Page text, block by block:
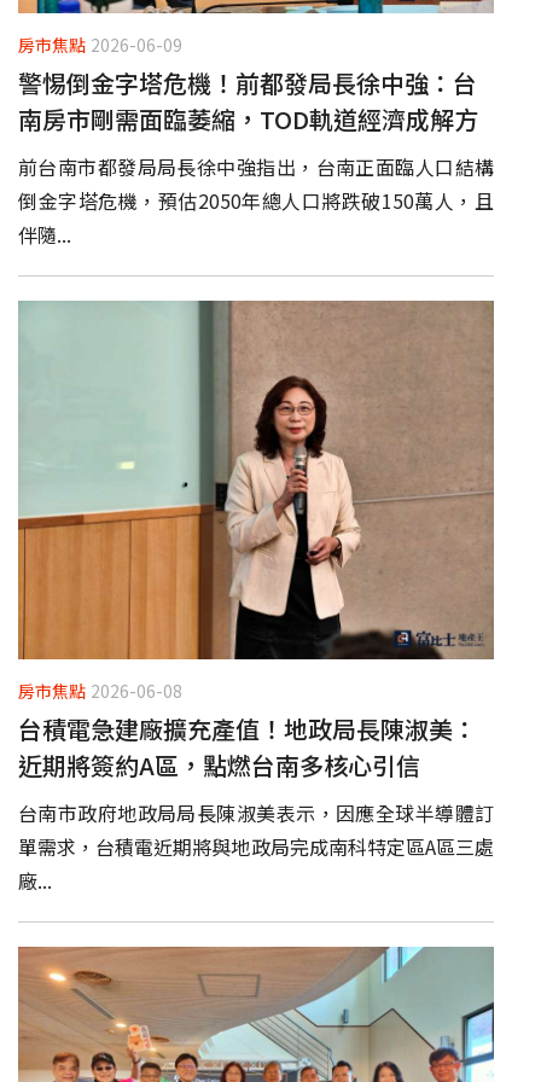
房市焦點 2026-06-09
警惕倒金字塔危機！前都發局長徐中強：台
南房市剛需面臨萎縮，TOD軌道經濟成解方
前台南市都發局局長徐中強指出，台南正面臨人口結構
倒金字塔危機，預估2050年總人口將跌破150萬人，且
伴隨...
房市焦點 2026-06-08
台積電急建廠擴充產值！地政局長陳淑美：
近期將簽約A區，點燃台南多核心引信
台南市政府地政局局長陳淑美表示，因應全球半導體訂
單需求，台積電近期將與地政局完成南科特定區A區三處
廠...